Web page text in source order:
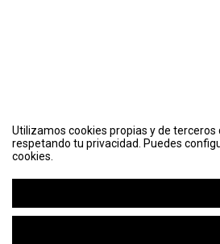
Utilizamos cookies propias y de
respetando tu privacidad. Puedes
cookies.